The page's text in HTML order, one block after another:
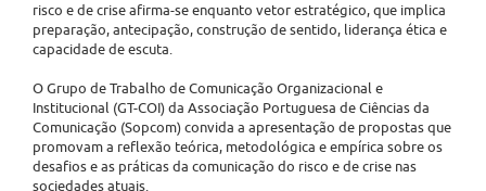
risco e de crise afirma-se enquanto vetor estratégico, que implica
preparação, antecipação, construção de sentido, liderança ética e
capacidade de escuta.
O Grupo de Trabalho de Comunicação Organizacional e
Institucional (GT-COI) da Associação Portuguesa de Ciências da
Comunicação (Sopcom) convida a apresentação de propostas que
promovam a reflexão teórica, metodológica e empírica sobre os
desafios e as práticas da comunicação do risco e de crise nas
sociedades atuais.